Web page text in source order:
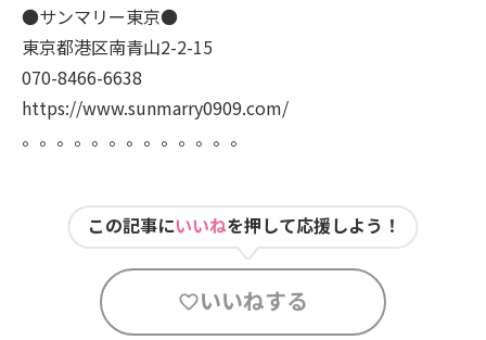
●サンマリー東京●
東京都港区南青山2-2-15
070-8466-6638
https://www.sunmarry0909.com/
。。。。。。。。。。。。。
この記事にいいねを押して応援しよう！
いいねする